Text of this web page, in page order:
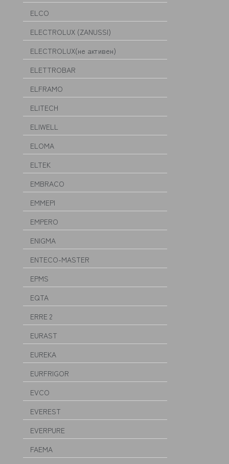
ELCO
ELECTROLUX (ZANUSSI)
ELECTROLUX(не активен)
ELETTROBAR
ELFRAMO
ELITECH
ELIWELL
ELOMA
ELTEK
EMBRACO
EMMEPI
EMPERO
ENIGMA
ENTECO-MASTER
EPMS
EQTA
ERRE 2
EURAST
EUREKA
EURFRIGOR
EVCO
EVEREST
EVERPURE
FAEMA